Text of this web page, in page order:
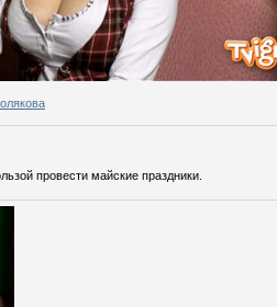
провести майские праздники.